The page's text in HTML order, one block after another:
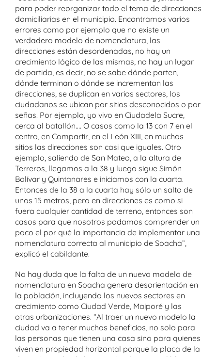
para poder reorganizar todo el tema de direcciones
domiciliarias en el municipio. Encontramos varios
errores como por ejemplo que no existe un
verdadero modelo de nomenclatura, las
direcciones están desordenadas, no hay un
crecimiento lógico de las mismas, no hay un lugar
de partida, es decir, no se sabe dónde parten,
dónde terminan o dónde se incrementan las
direcciones, se duplican en varios sectores, los
ciudadanos se ubican por sitios desconocidos o por
señas. Por ejemplo, yo vivo en Ciudadela Sucre,
cerca al batallón…. O casos como la 13 con 7 en el
centro, en Compartir, en el León XIII, en muchos
sitios las direcciones son casi que iguales. Otro
ejemplo, saliendo de San Mateo, a la altura de
Terreros, llegamos a la 38 y luego sigue Simón
Bolívar y Quintanares e iniciamos con la cuarta.
Entonces de la 38 a la cuarta hay sólo un salto de
unos 15 metros, pero en direcciones es como si
fuera cualquier cantidad de terreno, entonces son
casos para que nosotros podamos comprender un
poco el por qué la importancia de implementar una
nomenclatura correcta al municipio de Soacha”,
explicó el cabildante.
No hay duda que la falta de un nuevo modelo de
nomenclatura en Soacha genera desorientación en
la población, incluyendo los nuevos sectores en
crecimiento como Ciudad Verde, Maiporé y las
otras urbanizaciones. “Al traer un nuevo modelo la
ciudad va a tener muchos beneficios, no solo para
las personas que tienen una casa sino para quienes
viven en propiedad horizontal porque la placa de la